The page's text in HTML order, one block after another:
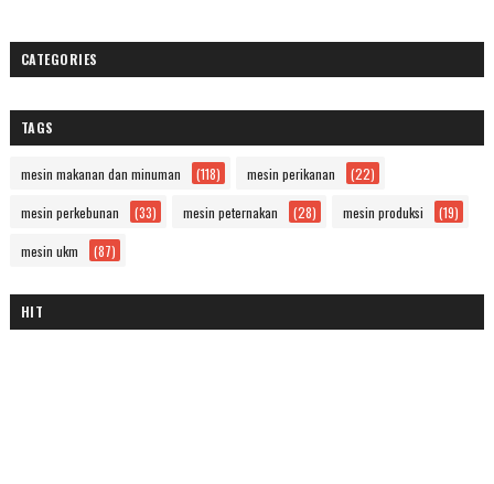
CATEGORIES
TAGS
mesin makanan dan minuman (118) mesin perikanan (22)
mesin perkebunan (33) mesin peternakan (28) mesin produksi (19)
mesin ukm (87)
HIT